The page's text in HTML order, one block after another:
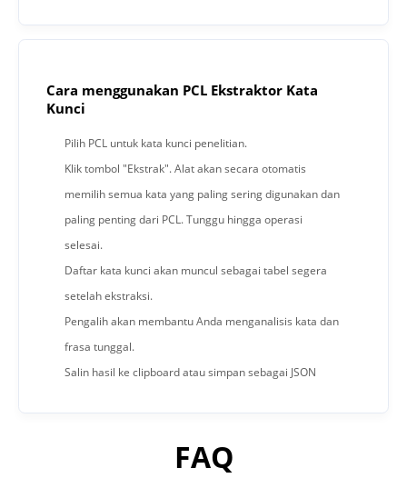
Cara menggunakan PCL Ekstraktor Kata
Kunci
Pilih PCL untuk kata kunci penelitian.
Klik tombol "Ekstrak". Alat akan secara otomatis
memilih semua kata yang paling sering digunakan dan
paling penting dari PCL. Tunggu hingga operasi
selesai.
Daftar kata kunci akan muncul sebagai tabel segera
setelah ekstraksi.
Pengalih akan membantu Anda menganalisis kata dan
frasa tunggal.
Salin hasil ke clipboard atau simpan sebagai JSON
FAQ